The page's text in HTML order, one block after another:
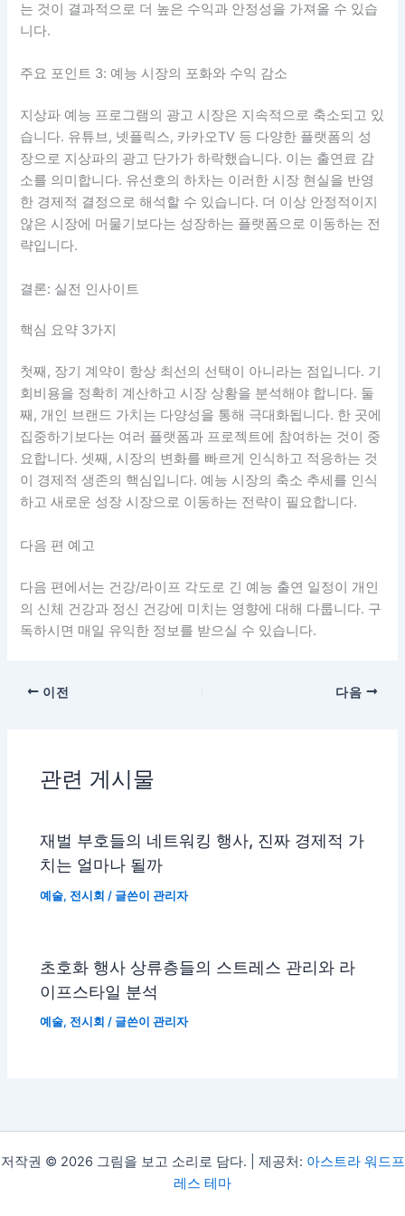
는 것이 결과적으로 더 높은 수익과 안정성을 가져올 수 있습
니다.
주요 포인트 3: 예능 시장의 포화와 수익 감소
지상파 예능 프로그램의 광고 시장은 지속적으로 축소되고 있
습니다. 유튜브, 넷플릭스, 카카오TV 등 다양한 플랫폼의 성
장으로 지상파의 광고 단가가 하락했습니다. 이는 출연료 감
소를 의미합니다. 유선호의 하차는 이러한 시장 현실을 반영
한 경제적 결정으로 해석할 수 있습니다. 더 이상 안정적이지
않은 시장에 머물기보다는 성장하는 플랫폼으로 이동하는 전
략입니다.
결론: 실전 인사이트
핵심 요약 3가지
첫째, 장기 계약이 항상 최선의 선택이 아니라는 점입니다. 기
회비용을 정확히 계산하고 시장 상황을 분석해야 합니다. 둘
째, 개인 브랜드 가치는 다양성을 통해 극대화됩니다. 한 곳에
집중하기보다는 여러 플랫폼과 프로젝트에 참여하는 것이 중
요합니다. 셋째, 시장의 변화를 빠르게 인식하고 적응하는 것
이 경제적 생존의 핵심입니다. 예능 시장의 축소 추세를 인식
하고 새로운 성장 시장으로 이동하는 전략이 필요합니다.
다음 편 예고
다음 편에서는 건강/라이프 각도로 긴 예능 출연 일정이 개인
의 신체 건강과 정신 건강에 미치는 영향에 대해 다룹니다. 구
독하시면 매일 유익한 정보를 받으실 수 있습니다.
이전 다음
관련 게시물
재벌 부호들의 네트워킹 행사, 진짜 경제적 가
치는 얼마나 될까
예술, 전시회 / 글쓴이관리자
초호화 행사 상류층들의 스트레스 관리와 라
이프스타일 분석
예술, 전시회 / 글쓴이관리자
저작권 © 2026 그림을 보고 소리로 담다. | 제공처: 아스트라 워드프
레스 테마